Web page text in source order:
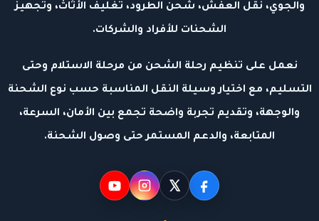
والجوي، نقل العفش، شحن الطرود، تغليف الأثاث، وتجهيز
الشحنات للأفراد والشركات.
نعمل على تنظيم رحلة الشحن من مرحلة الاستلام وحتى
التسليم، مع اختيار وسيلة النقل المناسبة حسب نوع الشحنة
والوجهة، وتقديم تجربة واضحة تجمع بين الأمان، السرعة،
المتابعة، والدعم المستمر حتى وصول الشحنة.